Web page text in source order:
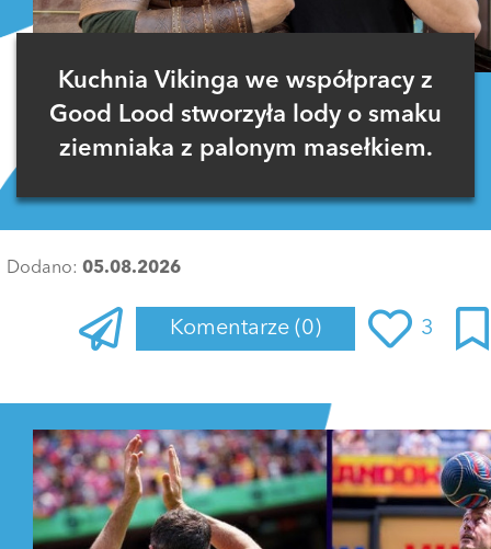
Kuchnia Vikinga we współpracy z
Good Lood stworzyła lody o smaku
ziemniaka z palonym masełkiem.
Dodano: 05.08.2026
Komentarze (0) 3